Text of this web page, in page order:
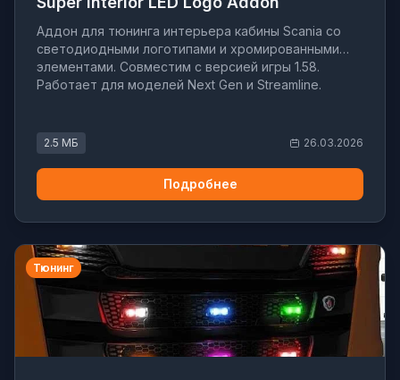
Аддон для тюнинга интерьера кабины Scania со
светодиодными логотипами и хромированными
элементами. Совместим с версией игры 1.58.
Работает для моделей Next Gen и Streamline.
2.5 МБ 26.03.2026
Подробнее
Тюнинг